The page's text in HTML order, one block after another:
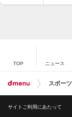
TOP ニュース
スポーツ
サイトご利用にあたって